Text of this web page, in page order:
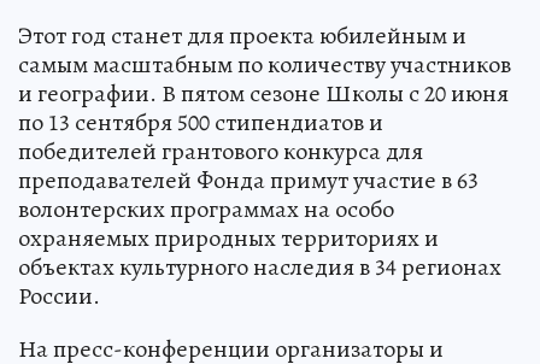
Этот год станет для проекта юбилейным и
самым масштабным по количеству участников
и географии. В пятом сезоне Школы с 20 июня
по 13 сентября 500 стипендиатов и
победителей грантового конкурса для
преподавателей Фонда примут участие в 63
волонтерских программах на особо
охраняемых природных территориях и
объектах культурного наследия в 34 регионах
России.
На пресс-конференции организаторы и